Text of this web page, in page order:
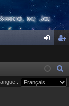
ne cri
ptie
: